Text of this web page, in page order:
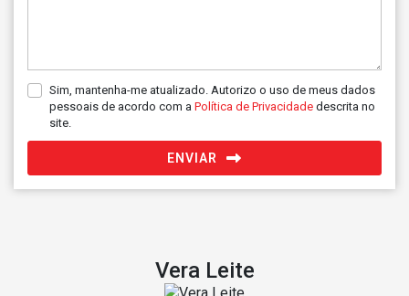
Sim, mantenha-me atualizado. Autorizo o uso de meus dados
pessoais de acordo com a Política de Privacidade descrita no
site.
ENVIAR
Vera Leite